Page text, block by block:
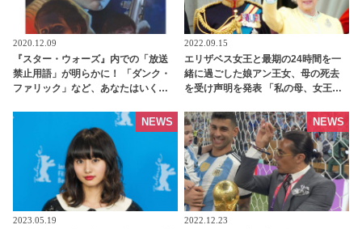
2020.12.09
『スター・ウォーズ』内での「放送
禁止用語」が明らかに！ 「ダンク・
ファリック」など、あなたはいくつ
2022.09.15
エリザベス女王と最期の24時間を一
緒に過ごした娘アン王女、母の死去
を受け声明を発表 「私の母、女王、
tvgroove
2023.05.19
NEWS
2022.12.23
NEWS